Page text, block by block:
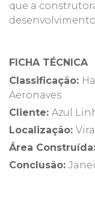
que a
FICHA TÉCNICA
Classificação:
Aeronaves
Cliente: Azul
Localização:
Área Construída:
Conclusão: